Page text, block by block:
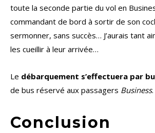
toute la seconde partie du vol en
commandant de bord à sortir de son
sermonner, sans succès… J’aurais tant
les cueillir à leur arrivée…
Le débarquement s’effectuera par
de bus réservé aux passagers Business.
Conclusion